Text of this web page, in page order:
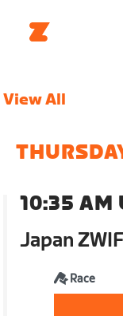
View All
10:35 AM
Japan
Race